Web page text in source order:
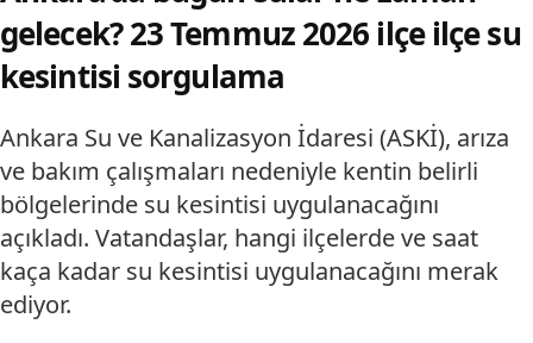
gelecek? 23 Temmuz 2026 ilçe ilçe su
kesintisi sorgulama
Ankara Su ve Kanalizasyon İdaresi (ASKİ), arıza
ve bakım çalışmaları nedeniyle kentin belirli
bölgelerinde su kesintisi uygulanacağını
açıkladı. Vatandaşlar, hangi ilçelerde ve saat
kaça kadar su kesintisi uygulanacağını merak
ediyor.